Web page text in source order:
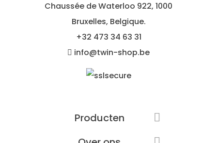
Chaussée de Waterloo 922, 1000
Bruxelles, Belgique.
+32 473 34 63 31
info@twin-shop.be
Producten 